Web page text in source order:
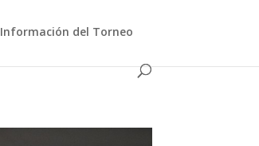
Información del Torneo